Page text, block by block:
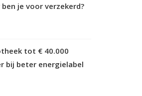
je voor verzekerd?
tot € 40.000
bij beter energielabel